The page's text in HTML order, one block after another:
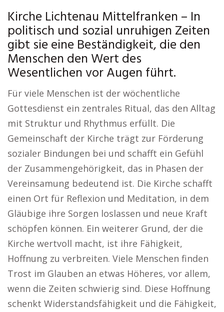
Kirche Lichtenau Mittelfranken – In
politisch und sozial unruhigen Zeiten
gibt sie eine Beständigkeit, die den
Menschen den Wert des
Wesentlichen vor Augen führt.
Für viele Menschen ist der wöchentliche
Gottesdienst ein zentrales Ritual, das den Alltag
mit Struktur und Rhythmus erfüllt. Die
Gemeinschaft der Kirche trägt zur Förderung
sozialer Bindungen bei und schafft ein Gefühl
der Zusammengehörigkeit, das in Phasen der
Vereinsamung bedeutend ist. Die Kirche schafft
einen Ort für Reflexion und Meditation, in dem
Gläubige ihre Sorgen loslassen und neue Kraft
schöpfen können. Ein weiterer Grund, der die
Kirche wertvoll macht, ist ihre Fähigkeit,
Hoffnung zu verbreiten. Viele Menschen finden
Trost im Glauben an etwas Höheres, vor allem,
wenn die Zeiten schwierig sind. Diese Hoffnung
schenkt Widerstandsfähigkeit und die Fähigkeit,